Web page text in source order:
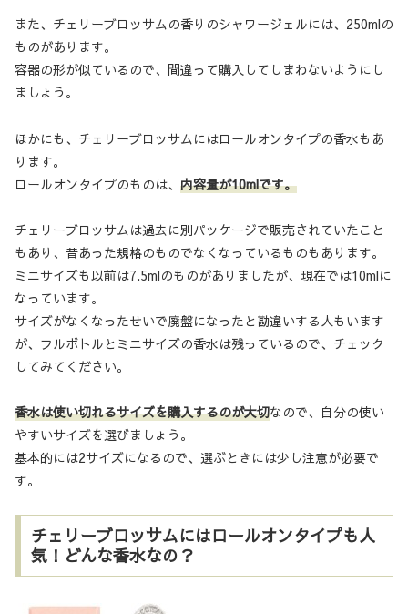
また、チェリーブロッサムの香りのシャワージェルには、250mlの
ものがあります。
容器の形が似ているので、間違って購入してしまわないようにし
ましょう。
ほかにも、チェリーブロッサムにはロールオンタイプの香水もあ
ります。
ロールオンタイプのものは、 内容量が10mlです。
チェリーブロッサムは過去に別パッケージで販売されていたこと
もあり、昔あった規格のものでなくなっているものもあります。
ミニサイズも以前は7.5mlのものがありましたが、現在では10mlに
なっています。
サイズがなくなったせいで廃盤になったと勘違いする人もいます
が、フルボトルとミニサイズの香水は残っているので、チェック
してみてください。
香水は使い切れるサイズを購入するのが大切なので、自分の使い
やすいサイズを選びましょう。
基本的には2サイズになるので、選ぶときには少し注意が必要で
す。
チェリーブロッサムにはロールオンタイプも人
気！どんな香水なの？